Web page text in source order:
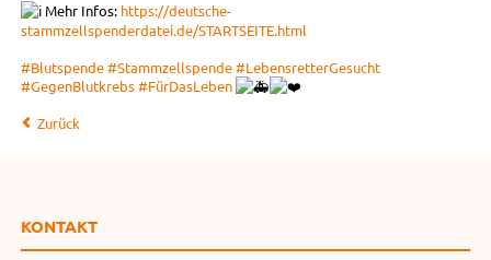
Mehr Infos: https://deutsche-
stammzellspenderdatei.de/STARTSEITE.html
#Blutspende#Stammzellspende#LebensretterGesucht
#GegenBlutkrebs#FürDasLeben
Zurück
KONTAKT